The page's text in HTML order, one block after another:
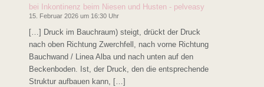
bei Inkontinenz beim Niesen und Husten - pelveasy
15. Februar 2026 um 16:30 Uhr
[…] Druck im Bauchraum) steigt, drückt der Druck
nach oben Richtung Zwerchfell, nach vorne Richtung
Bauchwand / Linea Alba und nach unten auf den
Beckenboden. Ist, der Druck, den die entsprechende
Struktur aufbauen kann, […]